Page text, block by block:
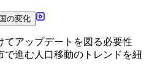
の変化
てアップデートを図る必要性
で進む人口移動のトレンドを紐